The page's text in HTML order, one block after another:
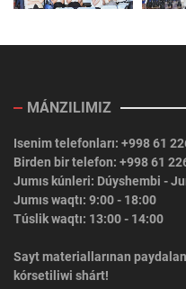
MÁNZILIMIZ
Isenim telefonları: +998 61
Birden bir telefon: +998 61
Jumıs kúnleri: Dúyshembi -
Jumıs waqtı: 9:00 - 18:00
Túslik waqtı: 13:00 - 14:00
Sayt materiallarınan
kórsetiliwi shárt!